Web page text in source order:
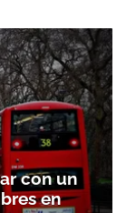
con un
en